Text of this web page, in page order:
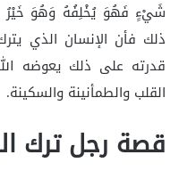
ذلك فأن الإنسان الذي
قدرته على ذلك يعوضه
القلب والطمأنينة والسكينة.
قصة رجل ترك